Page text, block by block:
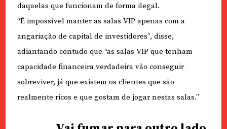
daquelas que funcionam de forma ilegal.
“É impossível manter as salas VIP apenas com a
angariação de capital de investidores”, disse,
adiantando contudo que “as salas VIP que tenham
capacidade financeira verdadeira vão conseguir
sobreviver, já que existem os clientes que são
realmente ricos e que gostam de jogar nestas salas.”